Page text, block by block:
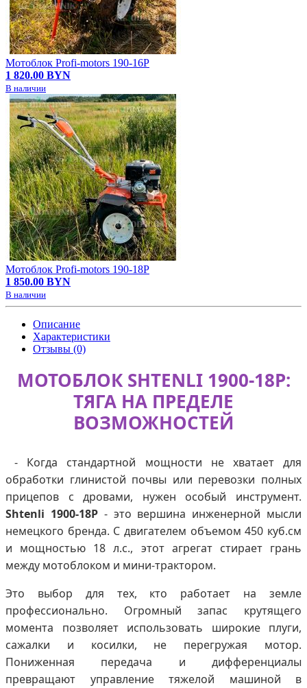
Мотоблок Profi-motors 190-16P
1 820.00 BYN
В наличии
Мотоблок Profi-motors 190-18P
1 850.00 BYN
В наличии
Описание
Характеристики
Отзывы (0)
МОТОБЛОК SHTENLI 1900-18P:
ТЯГА НА ПРЕДЕЛЕ
ВОЗМОЖНОСТЕЙ
- Когда стандартной мощности не хватает для
обработки глинистой почвы или перевозки полных
прицепов с дровами, нужен особый инструмент.
Shtenli 1900-18P- это вершина инженерной мысли
немецкого бренда. С двигателем объемом 450 куб.см
и мощностью 18 л.с., этот агрегат стирает грань
между мотоблоком и мини-трактором.
Это выбор для тех, кто работает на земле
профессионально. Огромный запас крутящего
момента позволяет использовать широкие плуги,
сажалки и косилки, не перегружая мотор.
Пониженная передача и дифференциалы
превращают управление тяжелой машиной в